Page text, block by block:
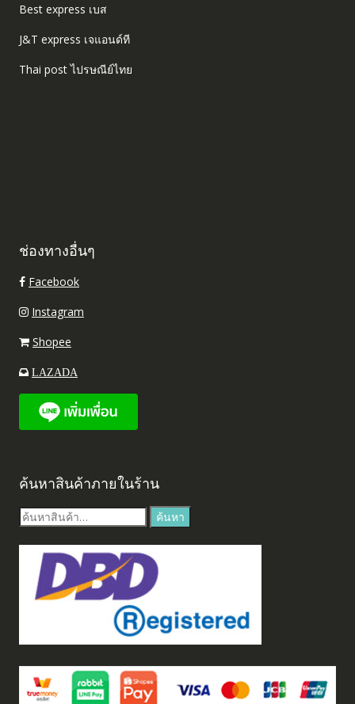
Best express เบส
J&T express เจแอนด์ที
Thai post ไปรษณีย์ไทย
ช่องทางอื่นๆ
Facebook
Instagram
Shopee
LAZADA
ค้นหาสินค้าภายในร้าน
ค้นหา: ค้นหา